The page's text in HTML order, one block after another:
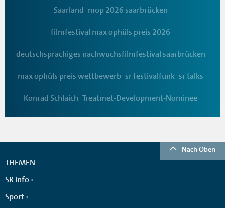
Saarland mop 2026 saarbrücken
filmfestival max ophüls preis 2026
deutschsprachiges nachwuchsfilmfestival saarbrücken
max ophüls preis wettbewerb sr festivalfunk sr talks
Konrad Schlaich Treatmet-Development-Nominee
Nach Oben
THEMEN
SR info
Sport